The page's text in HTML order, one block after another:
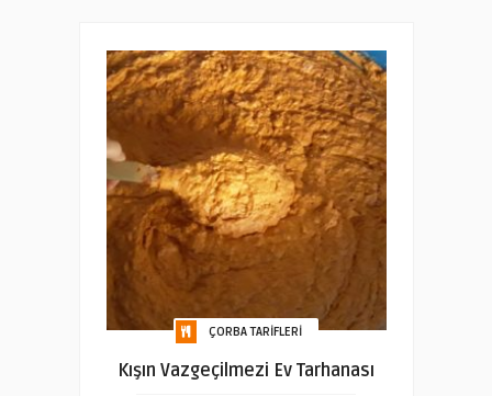
ÇORBA TARIFLERI
Kışın Vazgeçilmezi Ev Tarhanası